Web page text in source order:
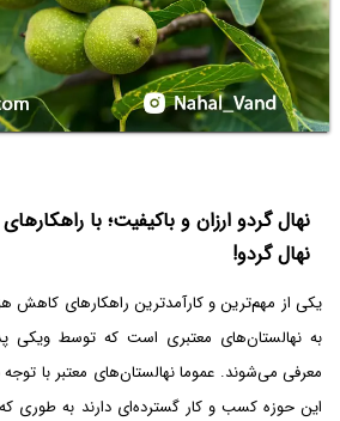
نهال گردو ارزان و باکیفیت؛ با
نهال گردو!
یکی از مهم‌ترین و کارآمد‌ترین راهکار‌های کاهش
به نهالستان‌های معتبری است که توسط ویکی
معرفی می‌شوند. عموما نهالستان‌های معتبر با
این حوزه کسب و کار گسترده‌ای دارند به طوری که